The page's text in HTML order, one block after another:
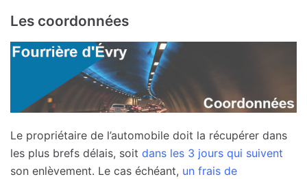
Les coordonnées
Le propriétaire de l’automobile doit la récupérer dans
les plus brefs délais, soit dans les 3 jours qui suivent
son enlèvement. Le cas échéant, un frais de